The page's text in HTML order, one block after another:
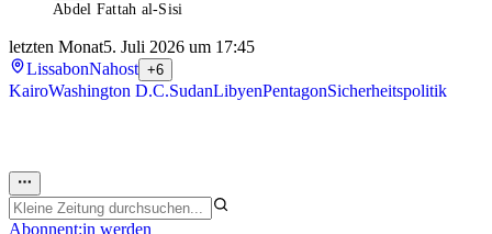
Abdel Fattah al-Sisi
letzten Monat5. Juli 2026 um 17:45
LissabonNahost +6
KairoWashington D.C.SudanLibyenPentagonSicherheitspolitik
Abonnent:in werden